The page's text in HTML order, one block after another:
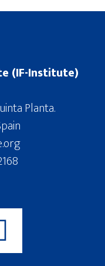
(IF-Institute)
Planta.